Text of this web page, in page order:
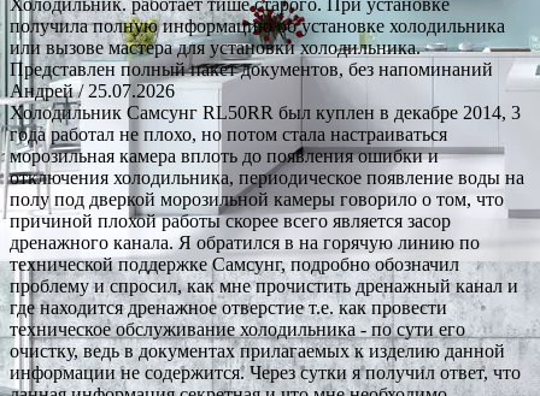
получила полную информацию об установке холодильника
или вызове мастера для установки холодильника.
Представлен полный пакет документов, без напоминаний
Андрей/ 25.07.2026
Холодильник Самсунг RL50RR был куплен в декабре 2014, 3
года работал не плохо, но потом стала настраиваться
морозильная камера вплоть до появления ошибки и
отключения холодильника, периодическое появление воды на
полу под дверкой морозильной камеры говорило о том, что
причиной плохой работы скорее всего является засор
дренажного канала. Я обратился в на горячую линию по
технической поддержке Самсунг, подробно обозначил
проблему и спросил, как мне прочистить дренажный канал и
где находится дренажное отверстие т.е. как провести
техническое обслуживание холодильника - по сути его
очистку, ведь в документах прилагаемых к изделию данной
информации не содержится. Через сутки я получил ответ, что